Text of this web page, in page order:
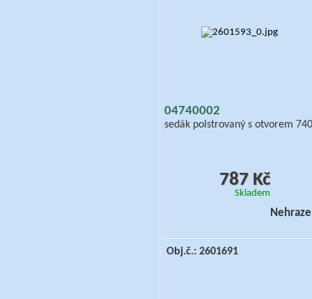
04740002
sedák polstrovaný s otvorem
787 Kč
Skladem
Obj.č.: 2601691